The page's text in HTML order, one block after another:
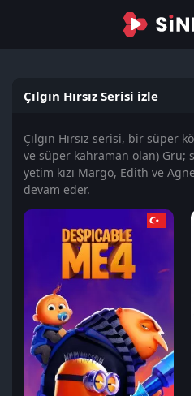
Çılgın Hırsız Serisi izle
Çılgın Hırsız serisi, bir süper
ve süper kahraman olan) Gru;
yetim kızı Margo, Edith ve
devam eder.